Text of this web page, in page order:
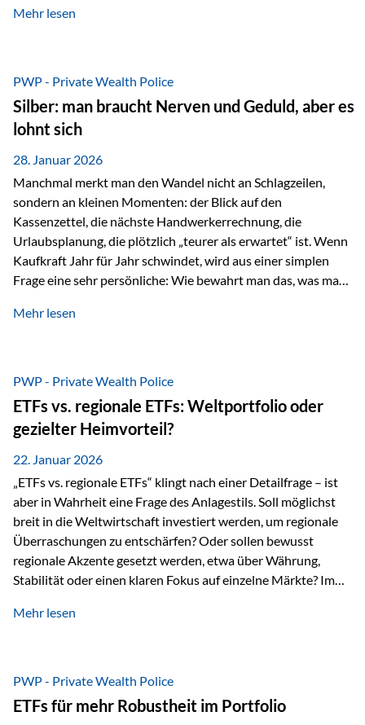
starken Anstiegen. Diese verändern jedoch nicht die
von geopolitischen Spannungen, einer stark ausgeweiteten
Geldmenge sowie strukturellen Verschiebungen an den
Kapitalmärkten geprägt ist, bleibt Gold ein bewährter Anker.
Nicht, weil…
Mehr lesen
PWP - Private Wealth Police
Silber: man braucht Nerven und Geduld, aber es
lohnt sich
28. Januar 2026
Manchmal merkt man den Wandel nicht an Schlagzeilen,
sondern an kleinen Momenten: der Blick auf den
Kassenzettel, die nächste Handwerkerrechnung, die
Urlaubsplanung, die plötzlich „teurer als erwartet“ ist. Wenn
Kaufkraft Jahr für Jahr schwindet, wird aus einer simplen
Frage eine sehr persönliche: Wie bewahrt man das, was man
Sachwerten mit einer Investition in Sachwerte zu
gerade dann, wenn Märkte nervös werden,…
Mehr lesen
PWP - Private Wealth Police
ETFs vs. regionale ETFs: Weltportfolio oder
gezielter Heimvorteil?
22. Januar 2026
„ETFs vs. regionale ETFs“ klingt nach einer Detailfrage – ist
aber in Wahrheit eine Frage des Anlagestils. Soll möglichst
breit in die Weltwirtschaft investiert werden, um regionale
Überraschungen zu entschärfen? Oder sollen bewusst
regionale Akzente gesetzt werden, etwa über Währung,
Stabilität oder einen klaren Fokus auf einzelne Märkte? Im
Wealth Police der Vienna-Life lassen sich beide Ansätze
Risikostreuung, Inflationsrobustheit und Stabilisierung. 1)
Die Philosophiefrage: breit oder bewusst? Global investieren
bedeutet: Das Portfolio bildet die Weltmärkte möglichst
Mehr lesen
PWP - Private Wealth Police
ETFs für mehr Robustheit im Portfolio